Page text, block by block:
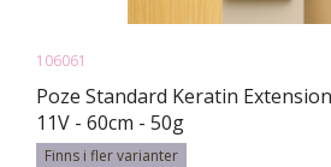
106061
Poze Standard Keratin
11V - 60cm - 50g
Finns i fler varianter